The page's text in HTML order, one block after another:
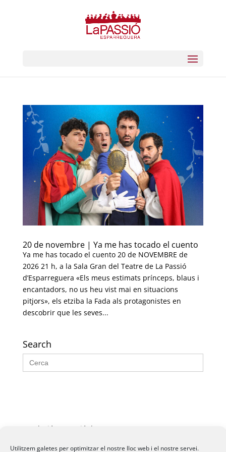
Utilitzem galetes per optimitzar el nostre lloc web i el nostre servei.
20 de novembre | Ya me has tocado el cuento
Ya me has tocado el cuento 20 de NOVEMBRE de
2026 21 h, a la Sala Gran del Teatre de La Passió
d’Esparreguera «Els meus estimats prínceps, blaus i
encantadors, no us heu vist mai en situacions
pitjors», els etziba la Fada als protagonistes en
descobrir que les seves...
Search
Search
for:
Fundació La Passió d’Esparreguera, 2026